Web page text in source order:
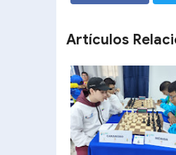
Artículos